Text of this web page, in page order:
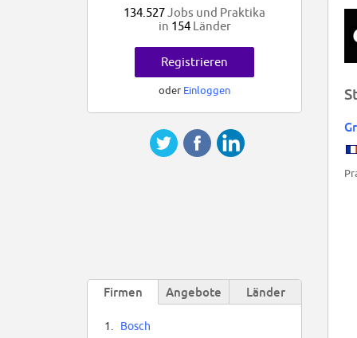
134.527Jobs und Praktika
in 154Länder
Registrieren
oder Einloggen
Firmen Angebote Länder
1.
Bosch